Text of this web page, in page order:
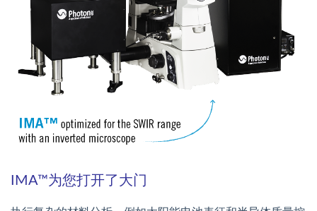
IMA™为您打开了大门